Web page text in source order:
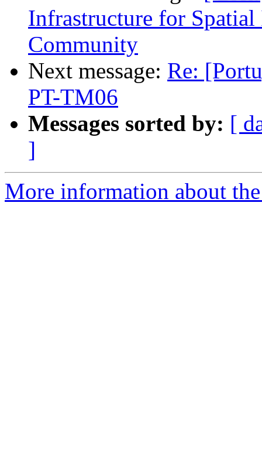
Infrastructure for
Community
Next message: Re:
PT-TM06
Messages sorted by: [
]
More information about